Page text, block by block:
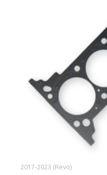
2017-2023 (Revo)